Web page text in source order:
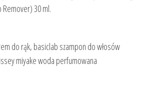
Remover) 30 ml.
do rąk, basiclab szampon do włosów
miyake woda perfumowana